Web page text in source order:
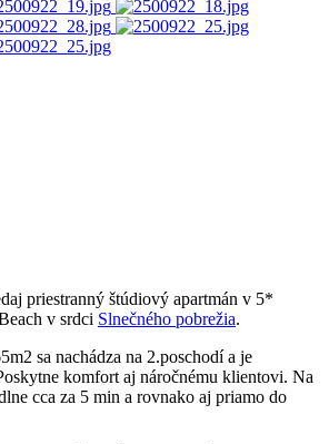
priestranný štúdiový apartmán v 5*
v srdci Slnečného pobrežia.
sa nachádza na 2.poschodí a je
komfort aj náročnému klientovi. Na
cca za 5 min a rovnako aj priamo do